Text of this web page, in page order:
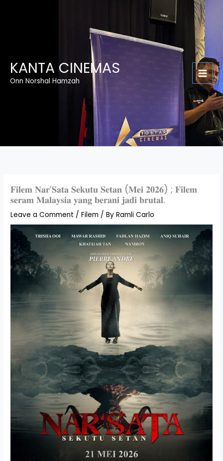
KANTA CINEMAS
Onn Norshal Hamzah
𝐅𝐢𝐥𝐞𝐦 𝐍𝐚𝐫’𝐒𝐚𝐭𝐚 𝐒𝐞𝐤𝐮𝐭𝐮 𝐒𝐞𝐭𝐚𝐧 (𝐌𝐞𝐢 𝟐𝟎𝟐𝟔) ; 𝐅𝐢𝐥𝐞𝐦
𝐬𝐞𝐫𝐚𝐦 𝐌𝐚𝐥𝐚𝐲𝐬𝐢𝐚 𝐲𝐚𝐧𝐠 𝐛𝐞𝐫𝐚𝐧𝐢 𝐣𝐚𝐝𝐢 𝐛𝐫𝐮𝐭𝐚𝐥.
Leave a Comment /Filem / ByRamli Carlo